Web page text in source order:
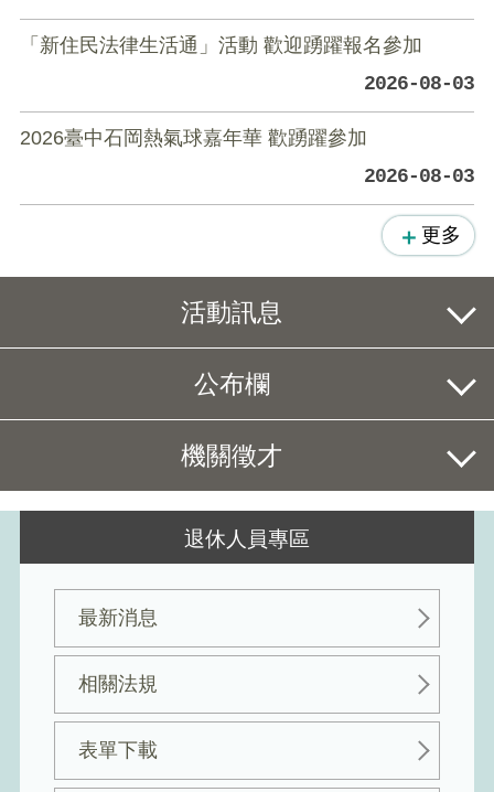
「新住民法律生活通」活動 歡迎踴躍報名參加
2026-08-03
2026臺中石岡熱氣球嘉年華 歡踴躍參加
2026-08-03
更多
活動訊息
​公布欄
機關徵才
退休人員專區
最新消息
相關法規
表單下載